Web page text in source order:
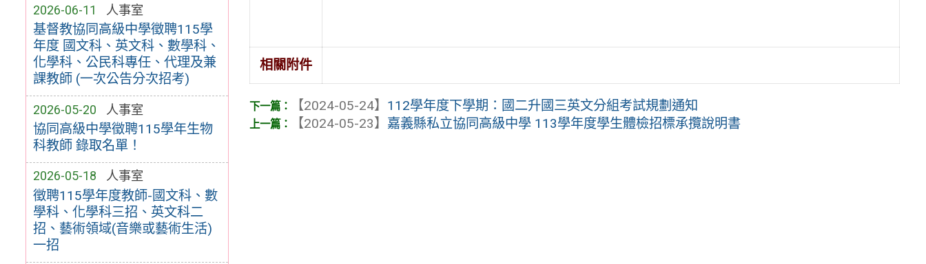
2026-06-11 人事室
基督教協同高級中學徵聘115學
年度 國文科、英文科、數學科、
化學科、公民科專任、代理及兼
課教師 (一次公告分次招考)
2026-05-20 人事室
協同高級中學徵聘115學年生物
科教師 錄取名單！
2026-05-18 人事室
徵聘115學年度教師-國文科、數
學科、化學科三招、英文科二
招、藝術領域(音樂或藝術生活)
一招
相關附件
【2024-05-24】 112學年度下學期：國二升國三英文分組考試規劃通知
【2024-05-23】 嘉義縣私立協同高級中學 113學年度學生體檢招標承攬說明書